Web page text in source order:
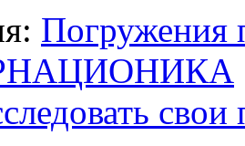
Погружения